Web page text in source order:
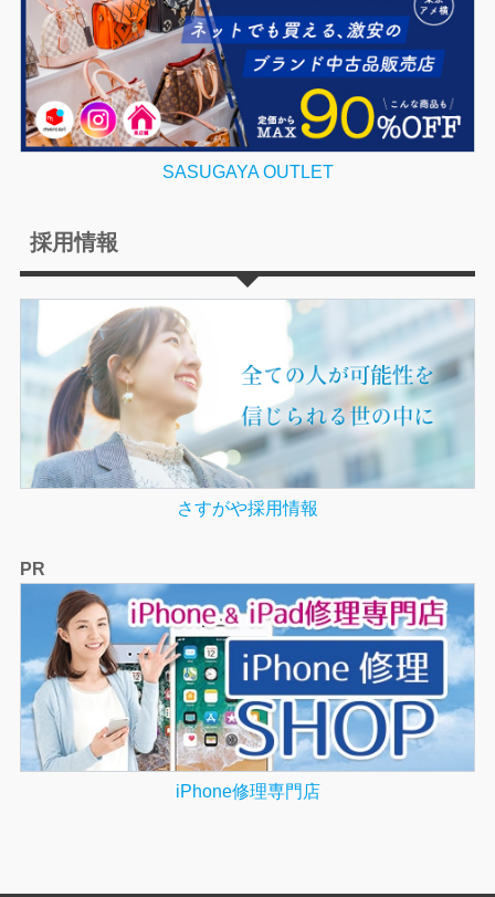
SASUGAYA OUTLET
採用情報
さすがや採用情報
PR
iPhone修理専門店